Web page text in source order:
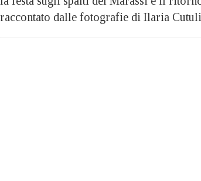
raccontato dalle fotografie di Ilaria